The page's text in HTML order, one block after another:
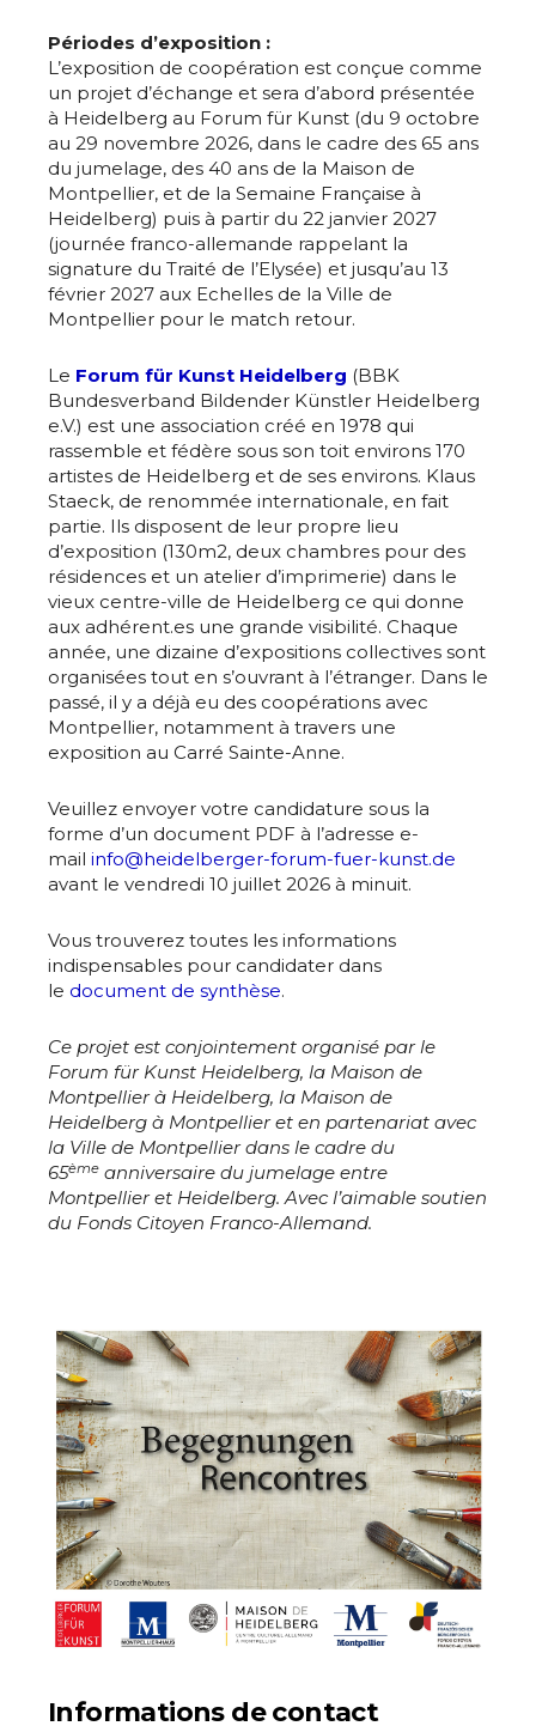
Adresse email*
Nom
Statut / Organisation
J'accepte lestermes et conditions
Adresse email*
Nom
Prénom
J'accepte lestermes et conditions
* Champ obligatoire
Périodes d’exposition :
L’exposition de coopération est conçue comme
un projet d’échange et sera d’abord présentée
à Heidelberg au Forum für Kunst (du 9 octobre
au 29 novembre 2026, dans le cadre des 65 ans
du jumelage, des 40 ans de la Maison de
Montpellier, et de la Semaine Française à
Heidelberg) puis à partir du 22 janvier 2027
(journée franco-allemande rappelant la
signature du Traité de l’Elysée) et jusqu’au 13
février 2027 aux Echelles de la Ville de
Montpellier pour le match retour.
Le Forum für Kunst Heidelberg (BBK
Bundesverband Bildender Künstler Heidelberg
e.V.) est une association créé en 1978 qui
rassemble et fédère sous son toit environs 170
artistes de Heidelberg et de ses environs. Klaus
Staeck, de renommée internationale, en fait
partie. Ils disposent de leur propre lieu
d’exposition (130m2, deux chambres pour des
résidences et un atelier d’imprimerie) dans le
vieux centre-ville de Heidelberg ce qui donne
aux adhérent.es une grande visibilité. Chaque
année, une dizaine d’expositions collectives sont
organisées tout en s’ouvrant à l’étranger. Dans le
passé, il y a déjà eu des coopérations avec
Montpellier, notamment à travers une
exposition au Carré Sainte-Anne.
Veuillez envoyer votre candidature sous la
forme d’un document PDF à l’adresse e-
mail info@heidelberger-forum-fuer-kunst.de
avant le vendredi 10 juillet 2026 à minuit.
Vous trouverez toutes les informations
indispensables pour candidater dans
le document de synthèse.
Ce projet est conjointement organisé par le
Forum für Kunst Heidelberg, la Maison de
Montpellier à Heidelberg, la Maison de
Heidelberg à Montpellier et en partenariat avec
la Ville de Montpellier dans le cadre du
65ème anniversaire du jumelage entre
Montpellier et Heidelberg. Avec l’aimable soutien
du Fonds Citoyen Franco-Allemand.
Informations de contact